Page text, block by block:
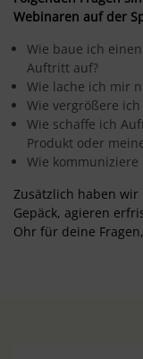
Webinaren auf der
Wie baue ich
Auftritt auf?
Wie lache ich mir
Wie vergrößere
Wie schaffe ich
Produkt oder
Wie
Zusätzlich haben wir
Gepäck, agieren
Ohr für deine